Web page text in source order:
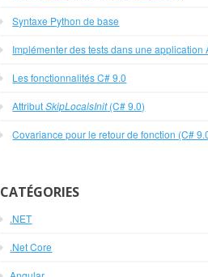
Syntaxe Python de base
Implémenter des tests dans une application
Les fonctionnalités C# 9.0
AttributSkipLocalsInit(C# 9.0)
Covariance pour le retour de fonction (C#
CATÉGORIES
.NET
.Net Core